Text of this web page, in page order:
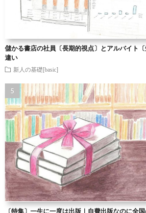
儲かる書店の社員〔長期的視点〕とアルバイト
違い
新人の基礎[basic]
〔特集〕一生に一度は出版｜自費出版なのに全